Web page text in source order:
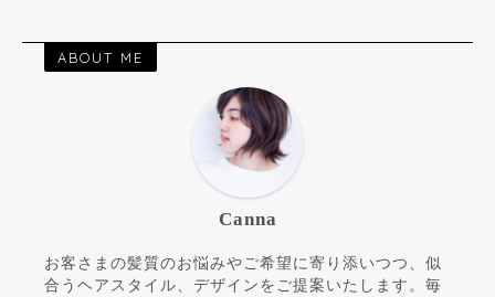
ABOUT ME
Canna
お客さまの髪質のお悩みやご希望に寄り添いつつ、似
合うヘアスタイル、デザインをご提案いたします。毎